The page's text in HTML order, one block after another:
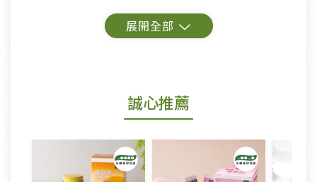
鑑賞期商品說明：
若您購買的商品有下列「不適用七天鑑賞期商品」情
形者，除商品瑕疵以外，恕不接受退換貨.
依消保法之規定提供該商品七天免費鑑賞期(含例假
日)的服務，原則上若商品未經使用或被汙損(除商品
瑕疵)，一般皆可申請退換貨。
誠心推薦